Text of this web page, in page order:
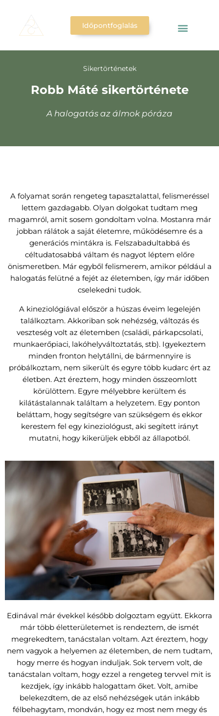
Időpontfoglalás
Sikertörténetek
Robb Máté sikertörténete
A halogatás az álmok póráza
A folyamat során rengeteg tapasztalattal, felismeréssel
lettem gazdagabb. Olyan dolgokat tudtam meg
magamról, amit sosem gondoltam volna. Mostanra már
jobban rálátok a saját életemre, működésemre és a
generációs mintákra is. Felszabadultabbá és
céltudatosabbá váltam és nagyot léptem előre
önismeretben. Már egyből felismerem, amikor például a
halogatás felütné a fejét az életemben, így már időben
cselekedni tudok.
A kineziológiával először a húszas éveim legelején
találkoztam. Akkoriban sok nehézség, változás és
veszteség volt az életemben (családi, párkapcsolati,
munkaerőpiaci, lakóhelyváltoztatás, stb). Igyekeztem
minden fronton helytállni, de bármennyire is
próbálkoztam, nem sikerült és egyre több kudarc ért az
életben. Azt éreztem, hogy minden összeomlott
körülöttem. Egyre mélyebbre kerültem és
kilátástalannak találtam a helyzetem. Egy ponton
beláttam, hogy segítségre van szükségem és ekkor
kerestem fel egy kineziológust, aki segített irányt
mutatni, hogy kikerüljek ebből az állapotból.
Edinával már évekkel később dolgoztam együtt. Ekkorra
már több életterületemet is rendeztem, de ismét
megrekedtem, tanácstalan voltam. Azt éreztem, hogy
nem vagyok a helyemen az életemben, de nem tudtam,
hogy merre és hogyan induljak. Sok tervem volt, de
tanácstalan voltam, hogy ezzel a rengeteg tervvel mit is
kezdjek, így inkább halogattam őket. Volt, amibe
belekezdtem, de az első nehézségek után inkább
félbehagytam, mondván, hogy ez most nem megy és